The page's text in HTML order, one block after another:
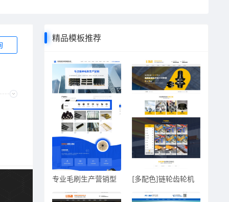
精品模板推荐
专业毛刷生产营销型
[多配色]链轮齿轮机